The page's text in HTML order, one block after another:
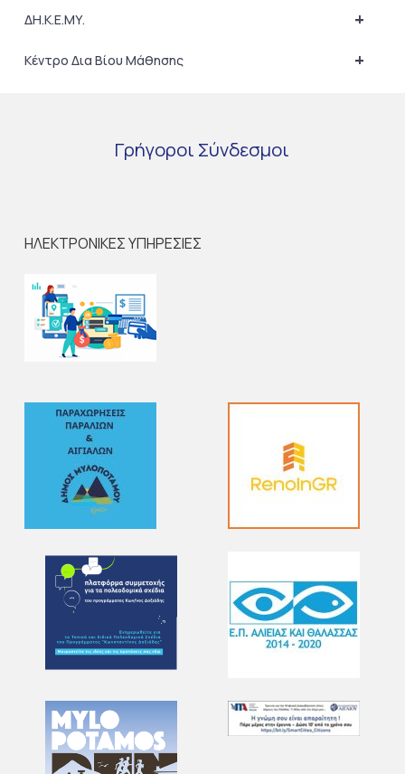
+
ΔΗ.Κ.Ε.ΜΥ.
+
Κέντρο Δια Βίου Μάθησης
Γρήγοροι Σύνδεσμοι
ΗΛΕΚΤΡΟΝΙΚΕΣ ΥΠΗΡΕΣΙΕΣ